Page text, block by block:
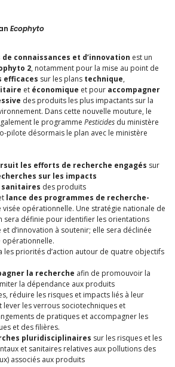
Ecophyto
connaissances et d’innovation est un
2, notamment pour la mise au point de
efficaces sur les plans technique,
et économique et pour accompagner
des produits les plus impactants sur la
Dans cette nouvelle mouture, le
le programme Pesticides du ministère
pilote désormais le plan avec le ministère
les efforts de recherche engagés sur
sur les impacts
des produits
lance des programmes de recherche-
visée opérationnelle. Une stratégie nationale de
sera définie pour identifier les orientations
d’innovation à soutenir; elle sera déclinée
opérationnelle.
les priorités d’action autour de quatre objectifs
la recherche afin de promouvoir la
la dépendance aux produits
réduire les risques et impacts liés à leur
les verrous sociotechniques et
de pratiques et accompagner les
et des filières.
pluridisciplinaires sur les risques et les
et sanitaires relatives aux pollutions des
associés aux produits